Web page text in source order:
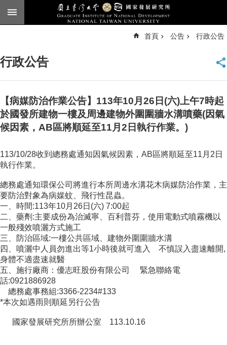
跳到主要內容區塊
臺
頁
English
公
本
簡
介
本
所
成
員
博
士
班
碩
班
首頁 公告 行政公告
行政公告
【病媒防治作業公告】113年10月26日(六)上午7時起
於國發所建物一樓及周邊建物外圍圍牆水溝噴藥(因氣
候因素，AB區將順延至11月2日執行作業。)
113/10/28收到總務處通知因氣候因素，AB區將順延至11月2日
執行作業。
總務處通知環保公司將進行本所周邊水溝花木病媒防治作業，主
要防治對象為病媒蚊、飛行性昆蟲。
一、時間:113年10月26日(六) 7:00起
二、藥劑:主要成份為治滅寧、百利普芬，使用電動式噴霧機以
一般殘效噴灑方式施工
三、防治區域:一樓公共區域、建物外圍圍牆水溝
四、噴灑中人員勿進出等1小時後就可進入 不慎誤入盡速離開,
身體不適盡速就醫
五、施行廠商：優志旺股份有限公司 緊急聯絡電
話:0921886928
總務處事務組:3366-2234#133
*本次如遇雨則順延另行公告
國家發展研究所所辦公室 113.10.16